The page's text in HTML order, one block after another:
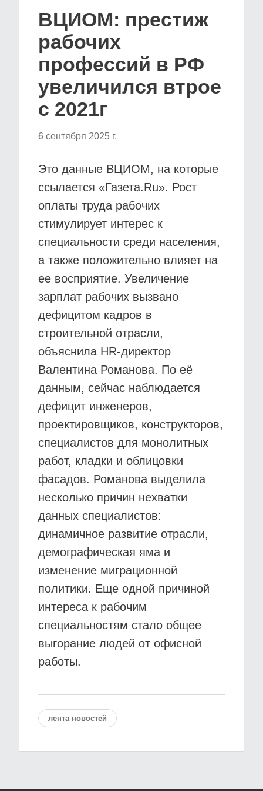
ВЦИОМ: престиж
рабочих
профессий в РФ
увеличился втрое
с 2021г
6 сентября 2025 г.
Это данные ВЦИОМ, на которые
ссылается «Газета.Ru». Рост
оплаты труда рабочих
стимулирует интерес к
специальности среди населения,
а также положительно влияет на
ее восприятие. Увеличение
зарплат рабочих вызвано
дефицитом кадров в
строительной отрасли,
объяснила HR-директор
Валентина Романова. По её
данным, сейчас наблюдается
дефицит инженеров,
проектировщиков, конструкторов,
специалистов для монолитных
работ, кладки и облицовки
фасадов. Романова выделила
несколько причин нехватки
данных специалистов:
динамичное развитие отрасли,
демографическая яма и
изменение миграционной
политики. Еще одной причиной
интереса к рабочим
специальностям стало общее
выгорание людей от офисной
работы.
лента новостей